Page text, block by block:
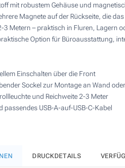
mit robustem Gehäuse und
Magnete auf der Rückseite, die
Metern – praktisch in Fluren, Lagern
Option für Büroausstattung,
Einschalten über die Front
Sockel zur Montage an Wand
und Reichweite 2-3 Meter
USB-A-auf-USB-C-Kabel
DRUCKDETAILS